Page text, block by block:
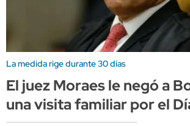
La medida rige durante 30 días
El juez Moraes le negó a
una visita familiar por el